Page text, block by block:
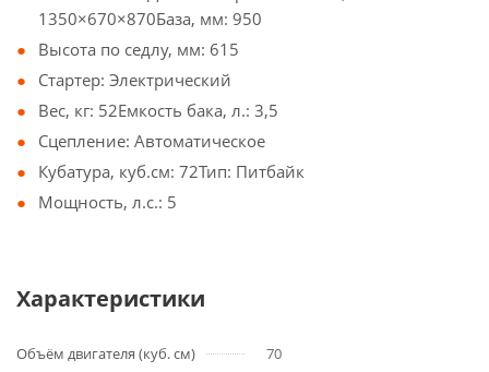
1350×670×870База, мм: 950
Высота по седлу, мм: 615
Стартер: Электрический
Вес, кг: 52Емкость бака, л.: 3,5
Сцепление: Автоматическое
Кубатура, куб.см: 72Тип: Питбайк
Мощность, л.с.: 5
Характеристики
Объём двигателя (куб. см) 70